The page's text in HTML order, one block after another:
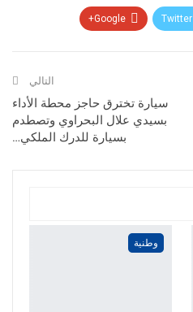
Twitter
Google+
التالي
سيارة تخترق حاجز محطة الأداء
بسيدي علال البحراوي وتصطدم
بسيارة للدرك الملكي…
وطنية